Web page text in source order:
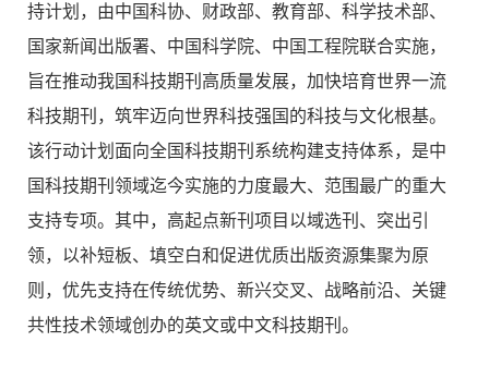
持计划，由中国科协、财政部、教育部、科学技术部、
国家新闻出版署、中国科学院、中国工程院联合实施，
旨在推动我国科技期刊高质量发展，加快培育世界一流
科技期刊，筑牢迈向世界科技强国的科技与文化根基。
该行动计划面向全国科技期刊系统构建支持体系，是中
国科技期刊领域迄今实施的力度最大、范围最广的重大
支持专项。其中，高起点新刊项目以域选刊、突出引
领，以补短板、填空白和促进优质出版资源集聚为原
则，优先支持在传统优势、新兴交叉、战略前沿、关键
共性技术领域创办的英文或中文科技期刊。